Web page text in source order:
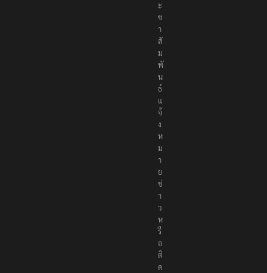
ะ
ช
า
สั
ม
พั
น
ธ์
แ
จ้
ง
ห
ม
า
ย
ข่
า
ว
ห
รื
อ
ติ
ด